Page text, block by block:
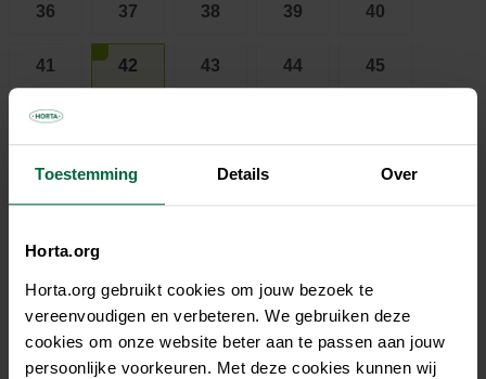
Toestemming Details Over
Horta.org
Horta.org gebruikt cookies om jouw bezoek te
vereenvoudigen en verbeteren. We gebruiken deze
cookies om onze website beter aan te passen aan jouw
persoonlijke voorkeuren. Met deze cookies kunnen wij
36 37 38 39 40
41 42 43 44 45
46
€ 149,00
Niet elke winkel heeft hetzelfde assortiment